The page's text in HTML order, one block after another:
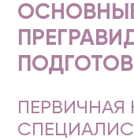
ПЕРВИЧНАЯ